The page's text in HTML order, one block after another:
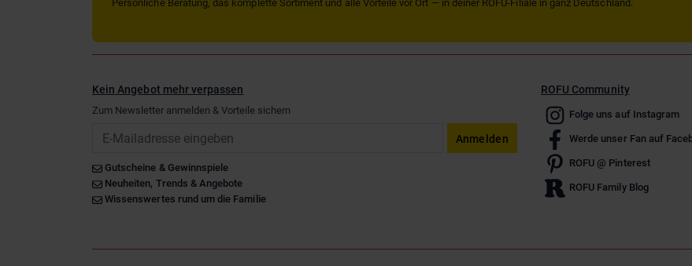
Persönliche Beratung, das komplette Sortiment und alle Vorteile vor Ort — in deiner ROFU-Filiale in ganz Deutschland.
Kein Angebot mehr verpassen
Zum Newsletter anmelden & Vorteile sichern
Anmelden
Gutscheine & Gewinnspiele
Neuheiten, Trends & Angebote
Wissenswertes rund um die Familie
ROFU Community
Folge uns auf Instagram
Werde unser Fan auf
ROFU @ Pinterest
ROFU Family Blog